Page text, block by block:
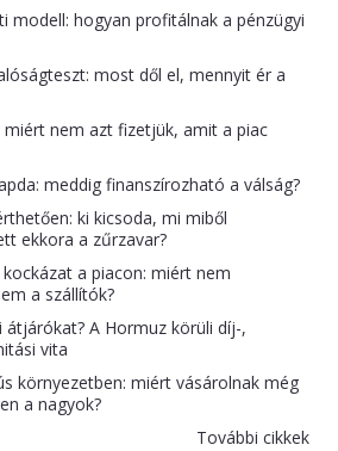
modell: hogyan profitálnak a pénzügyi
most dől el, mennyit ér a
nem azt fizetjük, amit a piac
meddig finanszírozható a válság?
ki kicsoda, mi miből
ekkora a zűrzavar?
a piacon: miért nem
a szállítók?
átjárókat? A Hormuz körüli díj-,
vita
környezetben: miért vásárolnak még
a nagyok?
További cikkek